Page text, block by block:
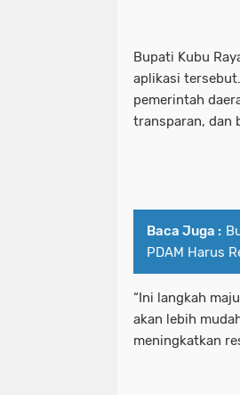
Bupati Kubu
aplikasi
pemerintah
transparan, dan
Baca Juga :
PDAM Harus
“Ini langkah
akan lebih
meningkatkan